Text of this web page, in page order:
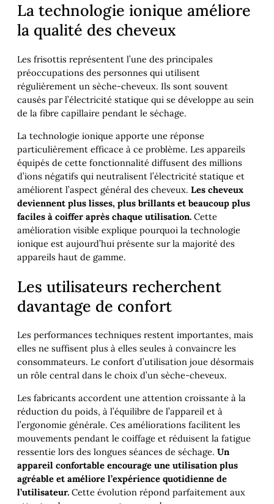
La technologie ionique améliore
la qualité des cheveux
Les frisottis représentent l’une des principales
préoccupations des personnes qui utilisent
régulièrement un sèche-cheveux. Ils sont souvent
causés par l’électricité statique qui se développe au sein
de la fibre capillaire pendant le séchage.
La technologie ionique apporte une réponse
particulièrement efficace à ce problème. Les appareils
équipés de cette fonctionnalité diffusent des millions
d’ions négatifs qui neutralisent l’électricité statique et
améliorent l’aspect général des cheveux. Les cheveux
deviennent plus lisses, plus brillants et beaucoup plus
faciles à coiffer après chaque utilisation. Cette
amélioration visible explique pourquoi la technologie
ionique est aujourd’hui présente sur la majorité des
appareils haut de gamme.
Les utilisateurs recherchent
davantage de confort
Les performances techniques restent importantes, mais
elles ne suffisent plus à elles seules à convaincre les
consommateurs. Le confort d’utilisation joue désormais
un rôle central dans le choix d’un sèche-cheveux.
Les fabricants accordent une attention croissante à la
réduction du poids, à l’équilibre de l’appareil et à
l’ergonomie générale. Ces améliorations facilitent les
mouvements pendant le coiffage et réduisent la fatigue
ressentie lors des longues séances de séchage. Un
appareil confortable encourage une utilisation plus
agréable et améliore l’expérience quotidienne de
l’utilisateur. Cette évolution répond parfaitement aux